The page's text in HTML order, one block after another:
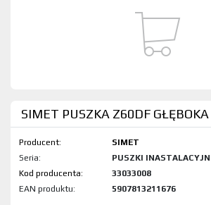
SIMET PUSZKA Z60DF GŁĘBOKA
Producent:
SIMET
Seria:
PUSZKI
Kod produktu:
33033008
EAN produktu:
5907813211676